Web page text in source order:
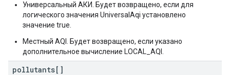
Универсальный АКИ. Будет возвращено, если для
логического значения UniversalAqi установлено
значение true.
Местный AQI. Будет возвращено, если указано
дополнительное вычисление LOCAL_AQI.
pollutants[]